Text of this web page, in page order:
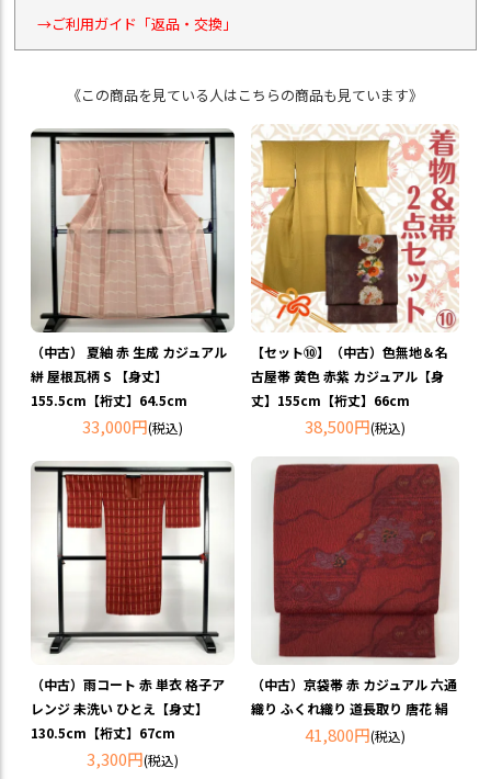
→ご利用ガイド「返品・交換」
《この商品を見ている人はこちらの商品も見ています》
（中古） 夏紬 赤 生成 カジュアル
絣 屋根瓦柄 S 【身丈】
155.5cm【裄丈】64.5cm
33,000円(税込)
【セット⑩】（中古）色無地＆名
古屋帯 黄色 赤紫 カジュアル【身
丈】155cm【裄丈】66cm
38,500円(税込)
（中古）雨コート 赤 単衣 格子ア
レンジ 未洗い ひとえ【身丈】
130.5cm【裄丈】67cm
3,300円(税込)
（中古）京袋帯 赤 カジュアル 六通
織り ふくれ織り 道長取り 唐花 絹
41,800円(税込)